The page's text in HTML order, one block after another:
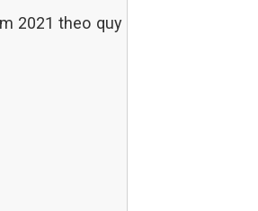
2021 theo quy